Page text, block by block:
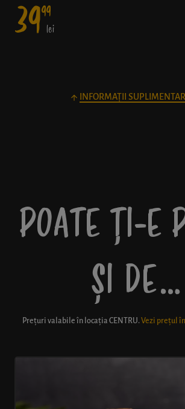
3999
lei
INFORMAȚII
POATE ȚI-E
ȘI DE…
Prețuri valabile în locația CENTRU. Vezi prețul